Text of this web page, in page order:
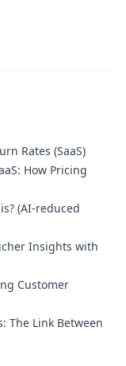
Rates (SaaS)
How Pricing
(AI-reduced
Insights with
Customer
The Link Between